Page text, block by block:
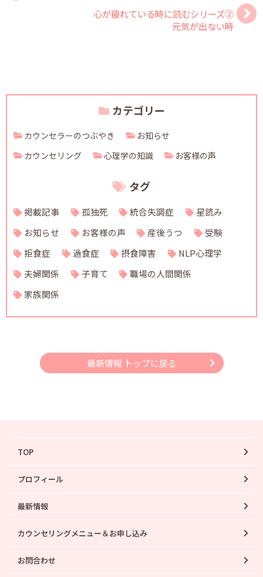
心が疲れている時に読むシリーズ②
元気が出ない時
カテゴリー
カウンセラーのつぶやき
お知らせ
カウンセリング
心理学の知識 お客様の声
タグ
掲載記事 孤独死 統合失調症
星読み
お知らせ
お客様の声 産後うつ
受験
拒食症
過食症 摂食障害
NLP心理学
夫婦関係
子育て
職場の人間関係
家族関係
最新情報 トップに戻る
TOP
プロフィール
最新情報
カウンセリングメニュー＆お申し込み
お問合わせ